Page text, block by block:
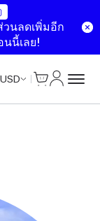
นลดเพิ่มอีก
นี้เลย!
USD